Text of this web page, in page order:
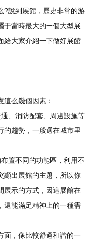
?說到展館，歷史非常的游
于當時最大的一個大型展
給大家介紹一下做好展館
么幾個因素：
、消防配套、周邊設施等
的趨勢，一般選在城市里
置不同的功能區，利用不
顯出展館的主題，所以你
展示的方式，因這展館在
還能滿足精神上的一種需
，像比較舒適和諧的一